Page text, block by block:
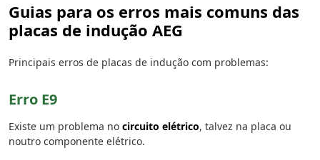
Guias para os erros mais comuns das
placas de indução AEG
Principais erros de placas de indução com problemas:
Erro E9
Existe um problema no circuito elétrico, talvez na placa ou
noutro componente elétrico.